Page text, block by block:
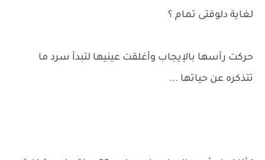
لغاية دلوقتى تمام ؟
حركت رأسها بالإيجاب وأغلقت عينيها لتبدأ سرد ما
تتذكره عن حياتها ...